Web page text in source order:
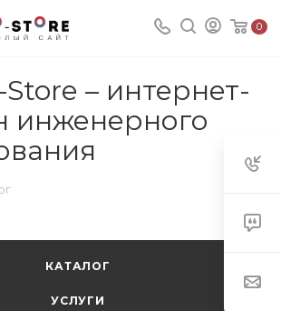
0
– интернет-
инженерного
КАТАЛОГ
УСЛУГИ